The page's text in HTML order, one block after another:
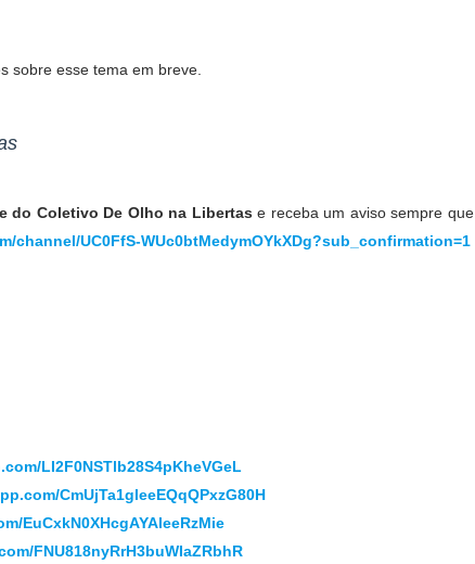
sobre esse tema em breve.
do Coletivo De Olho na Libertas e receba um aviso sempre que
channel/UC0FfS-WUc0btMedymOYkXDg?sub_confirmation=1
LI2F0NSTlb28S4pKheVGeL
CmUjTa1gleeEQqQPxzG80H
EuCxkN0XHcgAYAleeRzMie
FNU818nyRrH3buWIaZRbhR